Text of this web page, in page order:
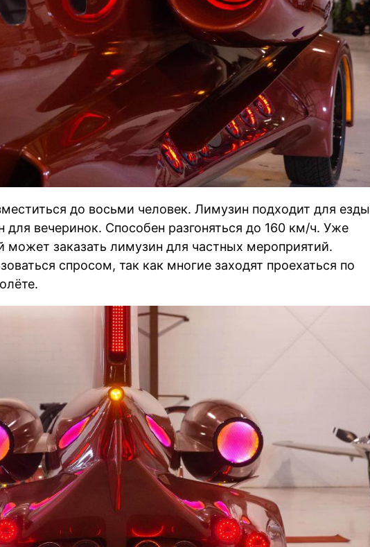
до восьми человек. Лимузин подходит для езды
для вечеринок. Способен разгоняться до 160 км/ч. Уже
заказать лимузин для частных мероприятий.
спросом, так как многие заходят проехаться по